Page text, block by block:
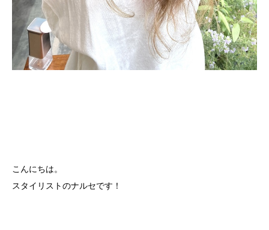
こんにちは。
スタイリストのナルセです！